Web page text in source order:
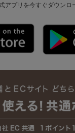
アプリを今すぐダウンロ